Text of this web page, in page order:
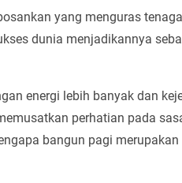
yang menguras
dunia menjadikannya
energi lebih banyak dan
perhatian pada
bangun pagi